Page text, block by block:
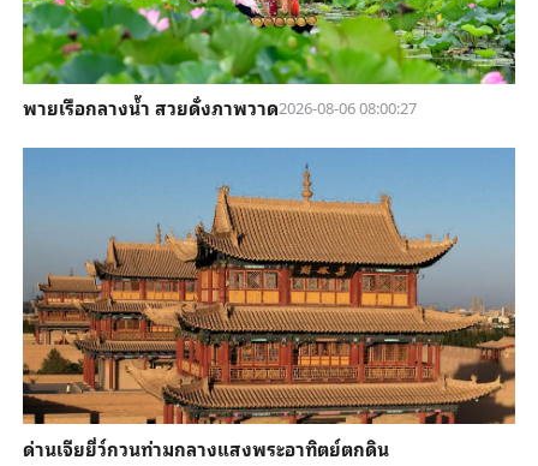
พายเรือกลางน้ำ สวยดั่งภาพวาด2026-08-06 08:00:27
ด่านเจียยี่ว์กวนท่ามกลางแสงพระอาทิตย์ตกดิน